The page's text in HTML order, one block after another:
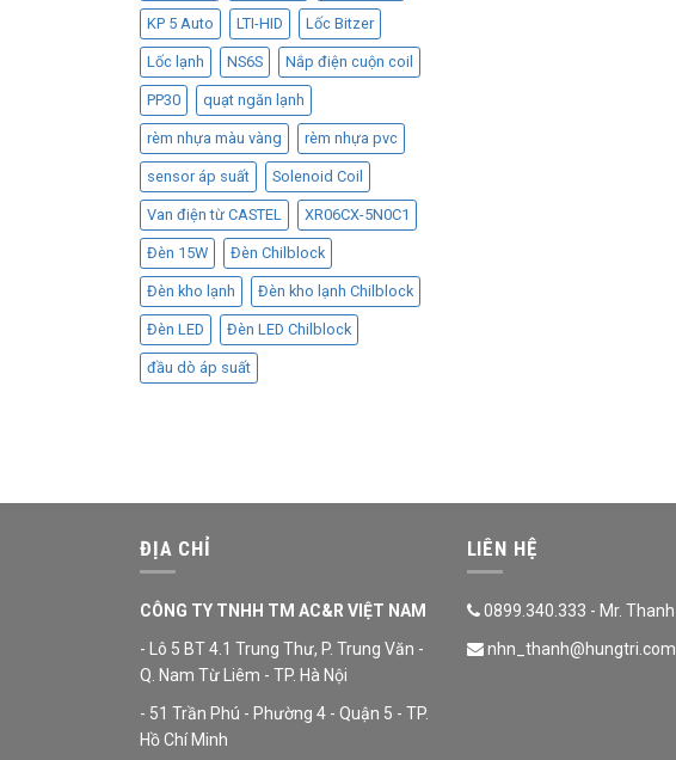
KP 5 Auto LTI-HID Lốc Bitzer
Lốc lạnh NS6S Nắp điện cuộn coil
PP30 quạt ngăn lạnh
rèm nhựa màu vàng rèm nhựa pvc
sensor áp suất Solenoid Coil
Van điện từ CASTEL XR06CX-5N0C1
Đèn 15W Đèn Chilblock
Đèn kho lạnh Đèn kho lạnh Chilblock
Đèn LED Đèn LED Chilblock
đầu dò áp suất
ĐỊA CHỈ
CÔNG TY TNHH TM AC&R VIỆT NAM
- Lô 5 BT 4.1 Trung Thư, P. Trung Văn -
Q. Nam Từ Liêm - TP. Hà Nội
- 51 Trần Phú - Phường 4 - Quận 5 - TP.
Hồ Chí Minh
LIÊN HỆ
0899.340.333 - Mr. Thanh
nhn_thanh@hungtri.com